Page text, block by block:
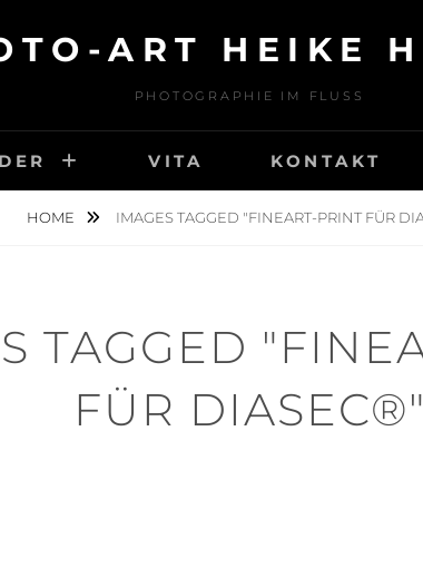
ART HEIKE
PHOTOGRAPHIE IM FLUSS
VITA KONTAKT
HOME IMAGES TAGGED "FINEART-PRINT FÜR
TAGGED
FÜR DIASEC®"